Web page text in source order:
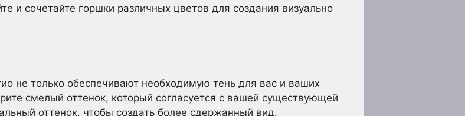
и сочетайте горшки различных цветов для создания визуально
не только обеспечивают необходимую тень для вас и ваших
смелый оттенок, который согласуется с вашей существующей
оттенок, чтобы создать более сдержанный вид.